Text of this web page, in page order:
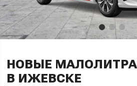
НОВЫЕ
В ИЖЕВСКЕ